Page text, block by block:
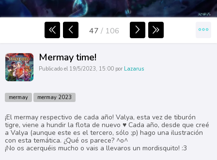
47 / 106
Mermay time!
Publicado el 19/5/2023, 15:00 por Lazarus
mermay mermay 2023
¡El mermay respectivo de cada año! Valya, esta vez de tiburón
tigre, viene a hundir la flota de nuevo ♥ Cada año, desde que creé
a Valya (aunque este es el tercero, sólo ;p) hago una ilustración
con esta temática. ¿Qué os parece? ^o^
¡No os acerquéis mucho o vais a llevaros un mordisquito! :3